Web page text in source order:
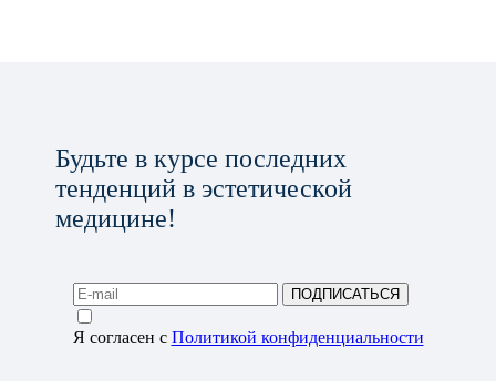
Будьте в курсе последних
тенденций в эстетической
медицине!
ПОДПИСАТЬСЯ
Я согласен с Политикой конфиденциальности